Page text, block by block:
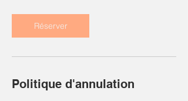
Réserver
Politique d'annulation